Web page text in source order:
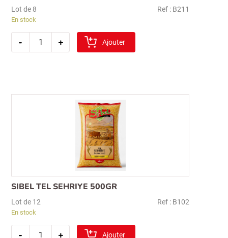
Lot de 8 Ref : B211
En stock
-
quantité
+ Ajouter
SIBEL TEL SEHRIYE 500GR
Lot de 12 Ref : B102
En stock
-
quantité
+ Ajouter